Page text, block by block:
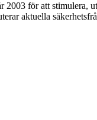
för att stimulera,
aktuella